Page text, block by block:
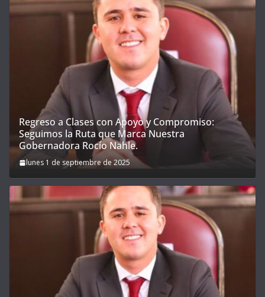
Regreso a Clases con Apoyo y Compromiso:
Seguimos la Ruta que Marca Nuestra
Gobernadora Rocío Nahle.
lunes 1 de septiembre de 2025